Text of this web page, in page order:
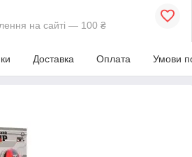
на сайті — 100 ₴
Доставка Оплата Умови